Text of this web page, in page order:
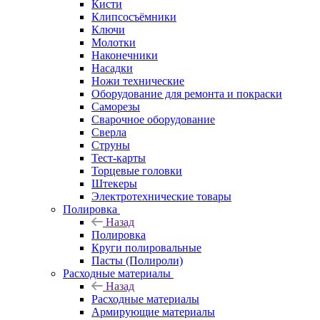
Кисти
Клипсосъёмники
Ключи
Молотки
Наконечники
Насадки
Ножи технические
Оборудование для ремонта и покраски
Саморезы
Сварочное оборудование
Сверла
Струны
Тест-карты
Торцевые головки
Штекеры
Электротехнические товары
Полировка
Назад
Полировка
Круги полировальные
Пасты (Полироли)
Расходные материалы
Назад
Расходные материалы
Армирующие материалы